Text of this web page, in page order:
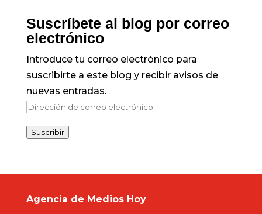
Suscríbete al blog por correo
electrónico
Introduce tu correo electrónico para
suscribirte a este blog y recibir avisos de
nuevas entradas.
Dirección
correo
Suscribir
Agencia de Medios Hoy